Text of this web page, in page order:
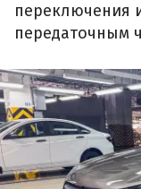
переключения
передаточным